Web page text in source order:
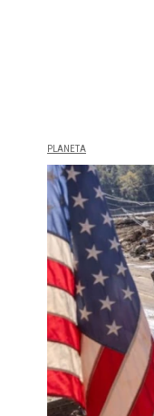
PLANETA